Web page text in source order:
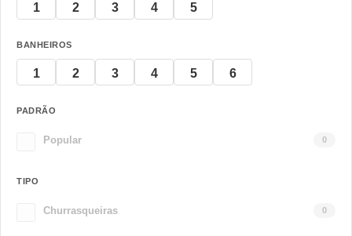
1 2 3 4 5
BANHEIROS
1 2 3 4 5 6
PADRÃO
Popular 0
TIPO
Churrasqueiras 0